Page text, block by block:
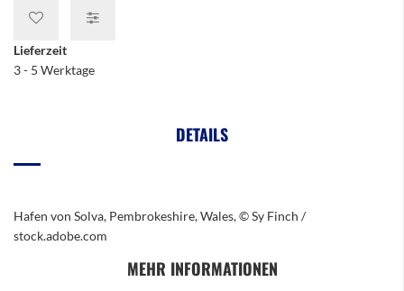
Lieferzeit
3 - 5 Werktage
DETAILS
Hafen von Solva, Pembrokeshire, Wales, © Sy Finch /
stock.adobe.com
MEHR INFORMATIONEN